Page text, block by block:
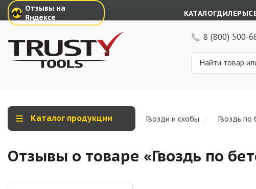
Отзывы на
Яндексе
КАТАЛОГДИЛЕРЫ
8 (800) 500-
Каталог продукции Гвозди и скобы Гвоздь по
Отзывы о товаре «Гвоздь по